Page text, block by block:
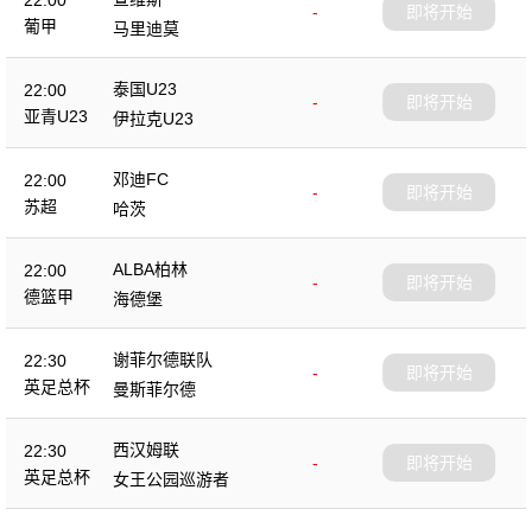
葡甲
-
马里迪莫
即将开始
22:00
亚青U23
泰国U23
-
伊拉克U23
即将开始
22:00
苏超
邓迪FC
-
哈茨
即将开始
22:00
德篮甲
ALBA柏林
-
海德堡
即将开始
22:30
英足总杯
谢菲尔德联队
-
曼斯菲尔德
即将开始
22:30
英足总杯
西汉姆联
-
女王公园巡游者
即将开始